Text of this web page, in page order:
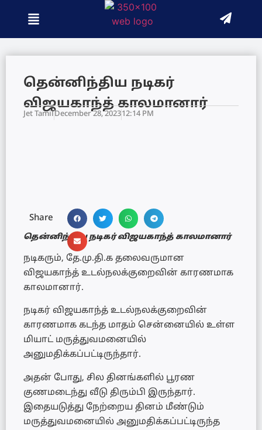
தென்னிந்திய நடிகர்
விஜயகாந்த் காலமானார்
Jet TamilDecember 28, 202312:14 PM
Share
தென்னிந்திய நடிகர் விஜயகாந்த் காலமானார்
நடிகரும், தே.மு.தி.க தலைவருமான
விஜயகாந்த் உடல்நலக்குறைவின் காரணமாக
காலமானார்.
நடிகர் விஜயகாந்த் உடல்நலக்குறைவின்
காரணமாக கடந்த மாதம் சென்னையில் உள்ள
மியாட் மருத்துவமனையில்
அனுமதிக்கப்பட்டிருந்தார்.
அதன் போது, சில தினங்களில் பூரண
குணமடைந்து வீடு திரும்பி இருந்தார்.
இதையடுத்து நேற்றைய தினம் மீண்டும்
மருத்துவமனையில் அனுமதிக்கப்பட்டிருந்த